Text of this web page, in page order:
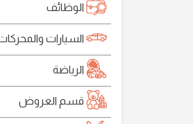
الوظائف
السيارات
الرياضة
قسم العروض